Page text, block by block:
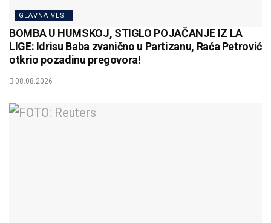
GLAVNA VEST
BOMBA U HUMSKOJ, STIGLO POJAČANJE IZ LA
LIGE: Idrisu Baba zvanično u Partizanu, Raća Petrović
otkrio pozadinu pregovora!
08.08.2026